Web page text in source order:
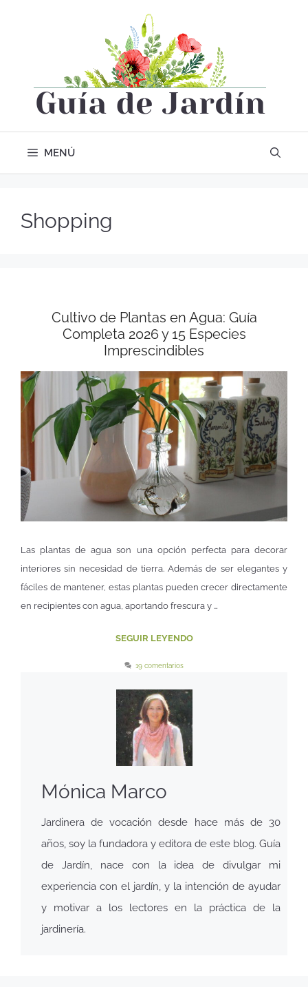
MENÚ
Shopping
Cultivo de Plantas en Agua: Guía
Completa 2026 y 15 Especies
Imprescindibles
Las plantas de agua son una opción perfecta para decorar
interiores sin necesidad de tierra. Además de ser elegantes y
fáciles de mantener, estas plantas pueden crecer directamente
en recipientes con agua, aportando frescura y …
SEGUIR LEYENDO
19 comentarios
Mónica Marco
Jardinera de vocación desde hace más de 30
años, soy la fundadora y editora de este blog. Guía
de Jardín, nace con la idea de divulgar mi
experiencia con el jardín, y la intención de ayudar
y motivar a los lectores en la práctica de la
jardinería.